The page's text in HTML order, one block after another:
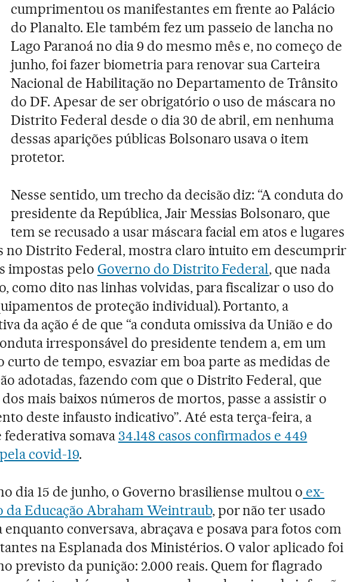
cumprimentou os manifestantes em frente ao Palácio
do Planalto. Ele também fez um passeio de lancha no
Lago Paranoá no dia 9 do mesmo mês e, no começo de
junho, foi fazer biometria para renovar sua Carteira
Nacional de Habilitação no Departamento de Trânsito
do DF. Apesar de ser obrigatório o uso de máscara no
Distrito Federal desde o dia 30 de abril, em nenhuma
dessas aparições públicas Bolsonaro usava o item
protetor.
Nesse sentido, um trecho da decisão diz: “A conduta do
presidente da República, Jair Messias Bolsonaro, que
tem se recusado a usar máscara facial em atos e lugares
no Distrito Federal, mostra claro intuito em descumprir
impostas pelo Governo do Distrito Federal, que nada
como dito nas linhas volvidas, para fiscalizar o uso do
de proteção individual). Portanto, a
da ação é de que “a conduta omissiva da União e do
irresponsável do presidente tendem a, em um
curto de tempo, esvaziar em boa parte as medidas de
adotadas, fazendo com que o Distrito Federal, que
mais baixos números de mortos, passe a assistir o
deste infausto indicativo”. Até esta terça-feira, a
somava 34.148 casos confirmados e 449
covid-19.
dia 15 de junho, o Governo brasiliense multou o ex-
da Educação Abraham Weintraub, por não ter usado
enquanto conversava, abraçava e posava para fotos com
na Esplanada dos Ministérios. O valor aplicado foi
previsto da punição: 2.000 reais. Quem for flagrado